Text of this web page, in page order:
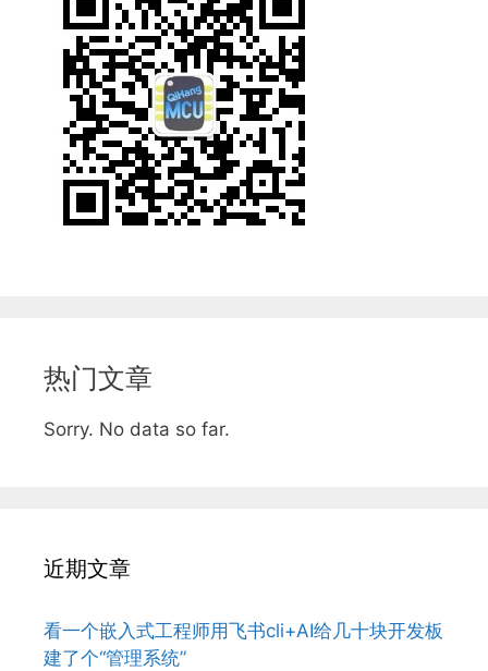
热门文章
Sorry. No data so far.
近期文章
看一个嵌入式工程师用飞书cli+AI给几十块开发板
建了个“管理系统”